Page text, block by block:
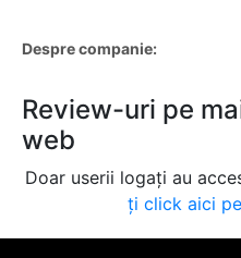
Despre companie:
Review-uri pe
web
Doar userii logați au
ți click aici